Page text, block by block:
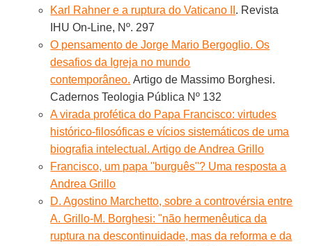
Karl Rahner e a ruptura do Vaticano II . Revista
IHU On-Line, Nº. 297
O pensamento de Jorge Mario Bergoglio. Os
desafios da Igreja no mundo
contemporâneo. Artigo de Massimo Borghesi.
Cadernos Teologia Pública Nº 132
A virada profética do Papa Francisco: virtudes
histórico-filosóficas e vícios sistemáticos de uma
biografia intelectual. Artigo de Andrea Grillo
Francisco, um papa ''burguês''? Uma resposta a
Andrea Grillo
D. Agostino Marchetto, sobre a controvérsia entre
A. Grillo-M. Borghesi: "não hermenêutica da
ruptura na descontinuidade, mas da reforma e da